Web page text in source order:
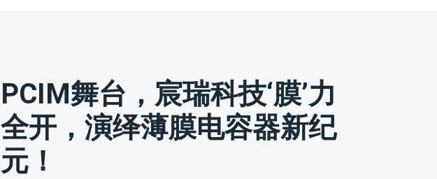
PCIM舞台，宸瑞科技‘膜’力
全开，演绎薄膜电容器新纪
元！